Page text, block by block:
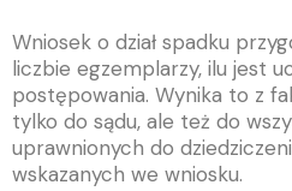
Wniosek o dział spadku
liczbie egzemplarzy, ilu jest
postępowania. Wynika to z
tylko do sądu, ale też do
uprawnionych do
wskazanych we wniosku.